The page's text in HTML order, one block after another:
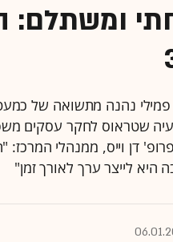
ומשתלם:
שטראוס לחקר עסקים
דן וייס, ממנהלי
היא לייצר ערך לאורך זמן"